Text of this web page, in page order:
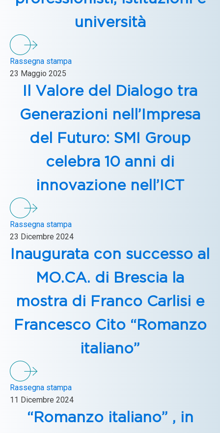
università
Rassegna stampa
23 Maggio 2025
Il Valore del Dialogo tra
Generazioni nell’Impresa
del Futuro: SMI Group
celebra 10 anni di
innovazione nell’ICT
Rassegna stampa
23 Dicembre 2024
Inaugurata con successo al
MO.CA. di Brescia la
mostra di Franco Carlisi e
Francesco Cito “Romanzo
italiano”
Rassegna stampa
11 Dicembre 2024
“Romanzo italiano” , in